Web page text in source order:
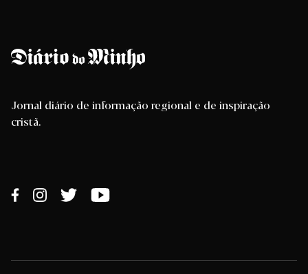
Jornal diário de informação regional e de inspiração
cristã.